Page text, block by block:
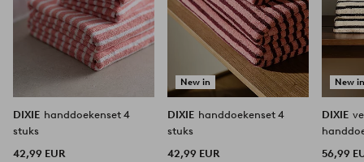
DIXIE handdoekenset 4
stuks
42,99 EUR
New in
DIXIE handdoekenset 4
stuks
42,99 EUR
New
DIXIE
56,99